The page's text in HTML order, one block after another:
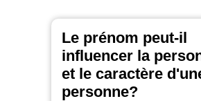
Le prénom peut-il
influencer la
et le caractère
personne?